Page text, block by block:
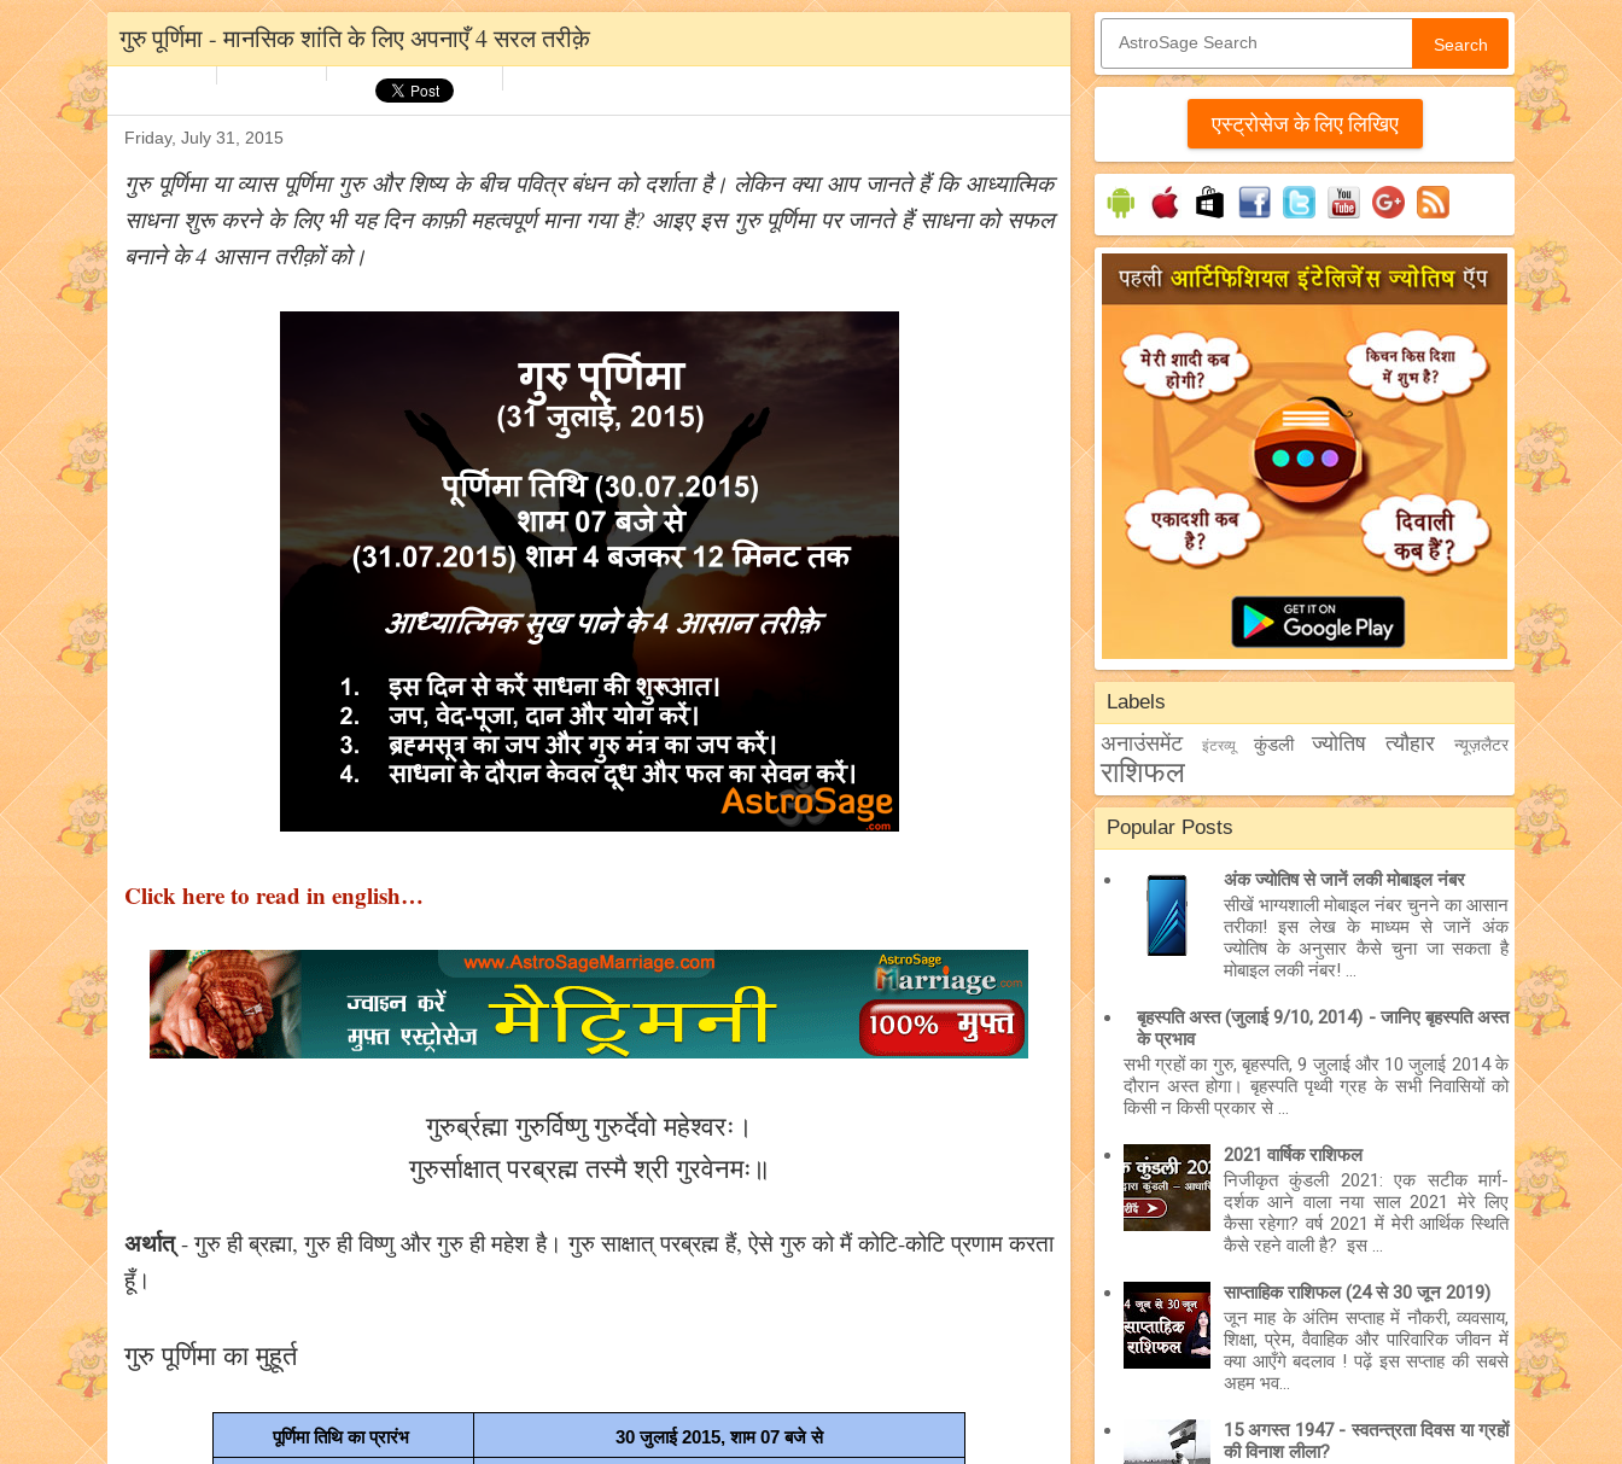
गुरु पूर्णिमा - मानसिक शांति के लिए अपनाएँ 4 सरल तरीक़े
Friday, July 31, 2015
गुरु पूर्णिमा या व्यास पूर्णिमा गुरु और शिष्य के बीच पवित्र बंधन को दर्शाता है। लेकिन क्या आप जानते हैं कि आध्यात्मिक
साधना शुरू करने के लिए भी यह दिन काफ़ी महत्वपूर्ण माना गया है? आइए इस गुरु पूर्णिमा पर जानते हैं साधना को सफल
बनाने के 4 आसान तरीक़ों को।
Click here to read in english…
गुरुर्ब्रह्मा गुरुर्विष्णु गुरुर्देवो महेश्वरः।
गुरुर्साक्षात् परब्रह्म तस्मै श्री गुरवेनमः॥
अर्थात्- गुरु ही ब्रह्मा, गुरु ही विष्णु और गुरु ही महेश है। गुरु साक्षात् परब्रह्म हैं, ऐसे गुरु को मैं कोटि-कोटि प्रणाम करता
हूँ।
गुरु पूर्णिमा का मुहूर्त
पूर्णिमा तिथि का प्रारंभ 30 जुलाई 2015, शाम 07 बजे से
Search
एस्‍ट्रोसेज के लिए लिखिए
Labels
अनाउंसमेंट इंटरव्यू कुंडली ज्योतिष त्यौहार न्यूज़लैटर
राशिफल
Popular Posts
अंक ज्योतिष से जानें लकी मोबाइल नंबर
सीखें भाग्यशाली मोबाइल नंबर चुनने का आसान
तरीका! इस लेख के माध्यम से जानें अंक
ज्योतिष के अनुसार कैसे चुना जा सकता है
मोबाइल लकी नंबर! ...
बृहस्पति अस्त (जुलाई 9/10, 2014) - जानिए बृहस्पति अस्त
के प्रभाव
सभी ग्रहों का गुरु, बृहस्पति, 9 जुलाई और 10 जुलाई 2014 के
दौरान अस्त होगा। बृहस्पति पृथ्वी ग्रह के सभी निवासियों को
किसी न किसी प्रकार से ...
2021 वार्षिक राशिफल
निजीकृत कुंडली 2021: एक सटीक मार्ग-
दर्शक आने वाला नया साल 2021 मेरे लिए
कैसा रहेगा? वर्ष 2021 में मेरी आर्थिक स्थिति
कैसे रहने वाली है? इस ...
साप्ताहिक राशिफल (24 से 30 जून 2019)
जून माह के अंतिम सप्ताह में नौकरी, व्यवसाय,
शिक्षा, प्रेम, वैवाहिक और पारिवारिक जीवन में
क्या आएँगे बदलाव ! पढ़ें इस सप्ताह की सबसे
अहम भव...
15 अगस्त 1947 - स्वतन्त्रता दिवस या ग्रहों
की विनाश लीला?